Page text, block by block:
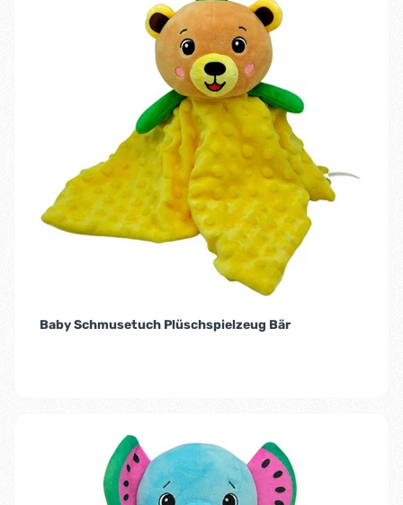
Baby Schmusetuch Plüschspielzeug Bär